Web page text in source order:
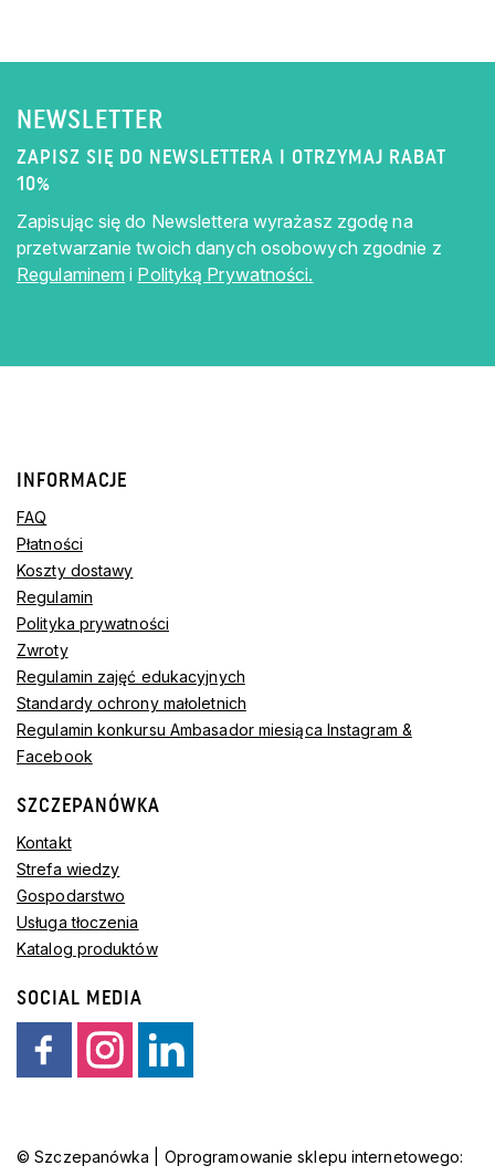
NEWSLETTER
ZAPISZ SIĘ DO NEWSLETTERA I OTRZYMAJ RABAT
10%
Zapisując się do Newslettera wyrażasz zgodę na
przetwarzanie twoich danych osobowych zgodnie z
Regulaminem i Polityką Prywatności.
INFORMACJE
FAQ
Płatności
Koszty dostawy
Regulamin
Polityka prywatności
Zwroty
Regulamin zajęć edukacyjnych
Standardy ochrony małoletnich
Regulamin konkursu Ambasador miesiąca Instagram &
Facebook
SZCZEPANÓWKA
Kontakt
Strefa wiedzy
Gospodarstwo
Usługa tłoczenia
Katalog produktów
SOCIAL MEDIA
© Szczepanówka | Oprogramowanie sklepu internetowego: